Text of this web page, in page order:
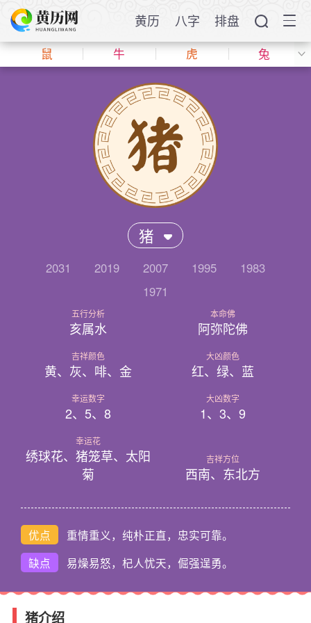
黄历 八字 排盘
鼠 牛 虎 兔
猪
2031 2019 2007 1995
1983
1971
五行分析
亥属水
本命佛
阿弥陀佛
吉祥颜色
黄、灰、啡、金
大凶颜色
红、绿、蓝
幸运数字
2、5、8
大凶数字
1、3、9
幸运花
绣球花、猪笼草、太阳
菊
吉祥方位
西南、东北方
优点
重情重义，纯朴正直，忠实可靠。
缺点
易燥易怒，杞人忧天，倔强逞勇。
猪介绍